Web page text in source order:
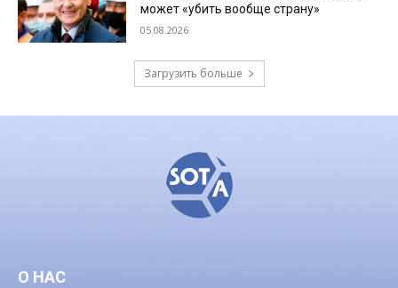
может «убить вообще страну»
05.08.2026
Загрузить больше
О НАС